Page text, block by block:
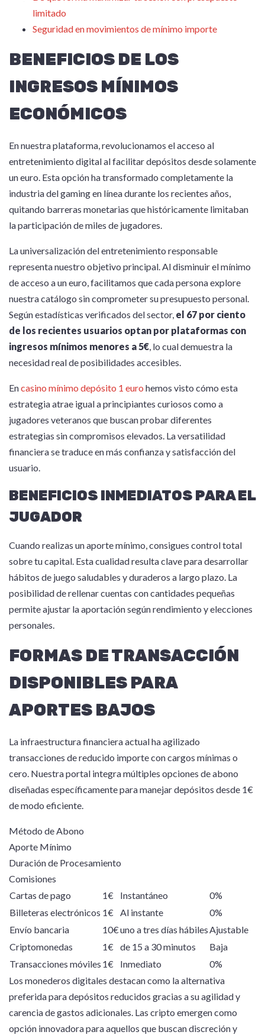
limitado
Seguridad en movimientos de mínimo importe
BENEFICIOS DE LOS
INGRESOS MÍNIMOS
ECONÓMICOS
En nuestra plataforma, revolucionamos el acceso al
entretenimiento digital al facilitar depósitos desde solamente
un euro. Esta opción ha transformado completamente la
industria del gaming en línea durante los recientes años,
quitando barreras monetarias que históricamente limitaban
la participación de miles de jugadores.
La universalización del entretenimiento responsable
representa nuestro objetivo principal. Al disminuir el mínimo
de acceso a un euro, facilitamos que cada persona explore
nuestra catálogo sin comprometer su presupuesto personal.
Según estadísticas verificados del sector, el 67 por ciento
de los recientes usuarios optan por plataformas con
ingresos mínimos menores a 5€, lo cual demuestra la
necesidad real de posibilidades accesibles.
Encasino mínimo depósito 1 euro hemos visto cómo esta
estrategia atrae igual a principiantes curiosos como a
jugadores veteranos que buscan probar diferentes
estrategias sin compromisos elevados. La versatilidad
financiera se traduce en más confianza y satisfacción del
usuario.
BENEFICIOS INMEDIATOS PARA EL
JUGADOR
Cuando realizas un aporte mínimo, consigues control total
sobre tu capital. Esta cualidad resulta clave para desarrollar
hábitos de juego saludables y duraderos a largo plazo. La
posibilidad de rellenar cuentas con cantidades pequeñas
permite ajustar la aportación según rendimiento y elecciones
personales.
FORMAS DE TRANSACCIÓN
DISPONIBLES PARA
APORTES BAJOS
La infraestructura financiera actual ha agilizado
transacciones de reducido importe con cargos mínimas o
cero. Nuestra portal integra múltiples opciones de abono
diseñadas específicamente para manejar depósitos desde 1€
de modo eficiente.
Método de Abono
Aporte Mínimo
Duración de Procesamiento
Comisiones
Cartas de pago
1€ Instantáneo
0%
Billeteras electrónicos 1€ Al instante
0%
Envío bancaria
10€uno a tres días hábilesAjustable
Criptomonedas
1€ de 15 a 30 minutos
Baja
Transacciones móviles 1€ Inmediato
0%
Los monederos digitales destacan como la alternativa
preferida para depósitos reducidos gracias a su agilidad y
carencia de gastos adicionales. Las cripto emergen como
opción innovadora para aquellos que buscan discreción y